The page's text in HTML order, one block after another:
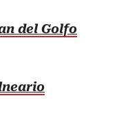
del Golfo